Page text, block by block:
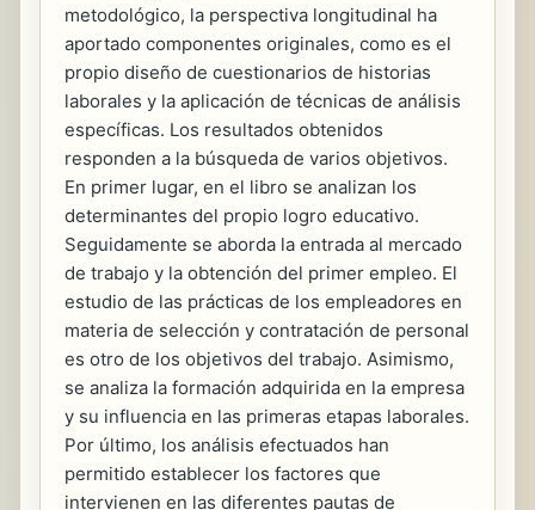
metodológico, la perspectiva longitudinal ha
aportado componentes originales, como es el
propio diseño de cuestionarios de historias
laborales y la aplicación de técnicas de análisis
específicas. Los resultados obtenidos
responden a la búsqueda de varios objetivos.
En primer lugar, en el libro se analizan los
determinantes del propio logro educativo.
Seguidamente se aborda la entrada al mercado
de trabajo y la obtención del primer empleo. El
estudio de las prácticas de los empleadores en
materia de selección y contratación de personal
es otro de los objetivos del trabajo. Asimismo,
se analiza la formación adquirida en la empresa
y su influencia en las primeras etapas laborales.
Por último, los análisis efectuados han
permitido establecer los factores que
intervienen en las diferentes pautas de